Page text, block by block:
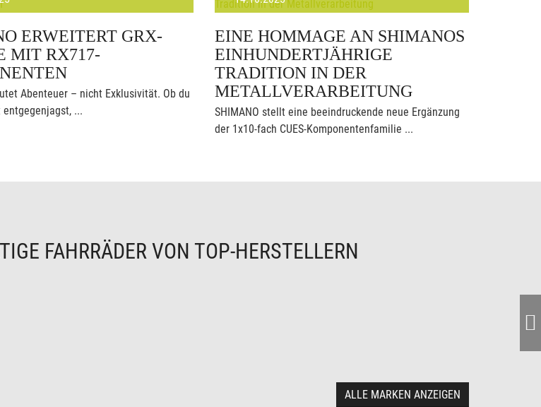
ERWEITERT GRX-
MIT RX717-
Abenteuer – nicht Exklusivität. Ob du
...
EINE HOMMAGE AN SHIMANOS
EINHUNDERTJÄHRIGE
TRADITION IN DER
METALLVERARBEITUNG
SHIMANO stellt eine beeindruckende neue Ergänzung
der 1x10-fach CUES-Komponentenfamilie ...
FAHRRÄDER VON TOP-HERSTELLERN
ALLE MARKEN ANZEIGEN